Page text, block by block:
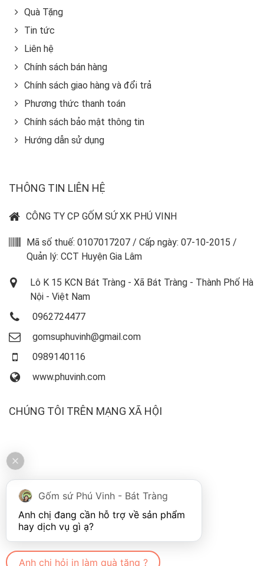
Quà Tặng
Tin tức
Liên hệ
Chính sách bán hàng
Chính sách giao hàng và đổi trả
Phương thức thanh toán
Chính sách bảo mật thông tin
Hướng dẫn sử dụng
THÔNG TIN LIÊN HỆ
CÔNG TY CP GỐM SỨ XK PHÚ VINH
Mã số thuế: 0107017207 / Cấp ngày: 07-10-2015 /
Quản lý: CCT Huyện Gia Lâm
Lô K 15 KCN Bát Tràng - Xã Bát Tràng - Thành Phố Hà
Nội - Việt Nam
0962724477
gomsuphuvinh@gmail.com
0989140116
www.phuvinh.com
CHÚNG TÔI TRÊN MẠNG XÃ HỘI
Gốm sứ Phú Vinh - Bát Tràng
Anh chị đang cần hỗ trợ về sản phẩm
Anh chị hỏi in làm quà tặng ?